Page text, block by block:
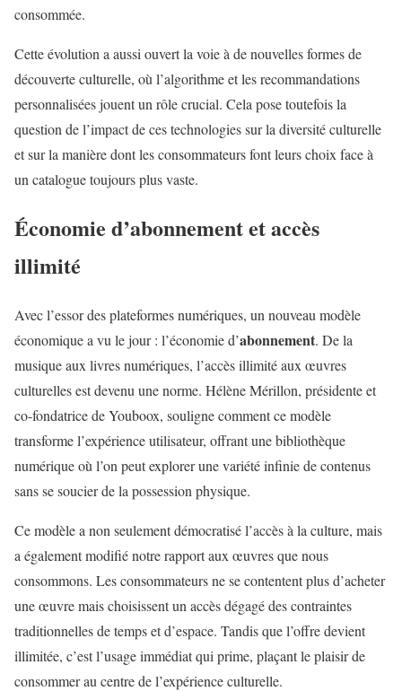
consommée.
Cette évolution a aussi ouvert la voie à de nouvelles formes de
découverte culturelle, où l’algorithme et les recommandations
personnalisées jouent un rôle crucial. Cela pose toutefois la
question de l’impact de ces technologies sur la diversité culturelle
et sur la manière dont les consommateurs font leurs choix face à
un catalogue toujours plus vaste.
Économie d’abonnement et accès
illimité
Avec l’essor des plateformes numériques, un nouveau modèle
économique a vu le jour : l’économie d’abonnement. De la
musique aux livres numériques, l’accès illimité aux œuvres
culturelles est devenu une norme. Hélène Mérillon, présidente et
co-fondatrice de Youboox, souligne comment ce modèle
transforme l’expérience utilisateur, offrant une bibliothèque
numérique où l’on peut explorer une variété infinie de contenus
sans se soucier de la possession physique.
Ce modèle a non seulement démocratisé l’accès à la culture, mais
a également modifié notre rapport aux œuvres que nous
consommons. Les consommateurs ne se contentent plus d’acheter
une œuvre mais choisissent un accès dégagé des contraintes
traditionnelles de temps et d’espace. Tandis que l’offre devient
illimitée, c’est l’usage immédiat qui prime, plaçant le plaisir de
consommer au centre de l’expérience culturelle.